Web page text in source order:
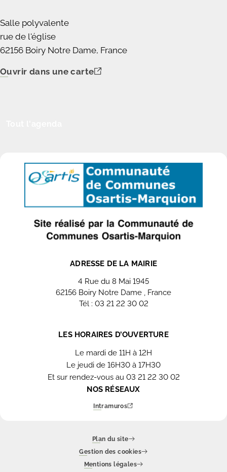
Salle polyvalente
rue de l'église
62156 Boiry Notre Dame, France
Ouvrir dans une carte
ADRESSE DE LA MAIRIE
4 Rue du 8 Mai 1945
62156 Boiry Notre Dame , France
Tél : 03 21 22 30 02
LES HORAIRES D’OUVERTURE
Le mardi de 11H à 12H
Le jeudi de 16H30 à 17H30
Et sur rendez-vous au 03 21 22 30 02
NOS RÉSEAUX
Intramuros
Plan du site
Gestion des cookies
Mentions légales